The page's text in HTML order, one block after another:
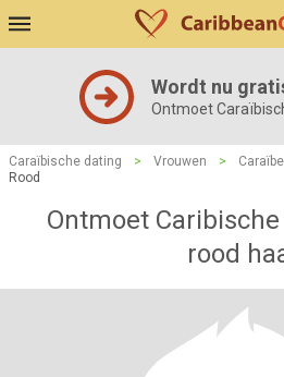
Wordt nu
Ontmoet
Caraïbische dating > Vrouwen >
Rood
Ontmoet
rood